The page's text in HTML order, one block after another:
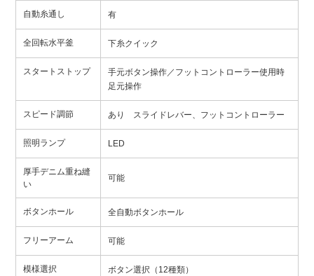
自動糸通し 有
全回転水平釜 下糸クイック
スタートストップ
手元ボタン操作／フットコントローラー使用時
足元操作
スピード調節 あり スライドレバー、フットコントローラー
照明ランプ LED
厚手デニム重ね縫
い
可能
ボタンホール 全自動ボタンホール
フリーアーム 可能
模様選択 ボタン選択（12種類）